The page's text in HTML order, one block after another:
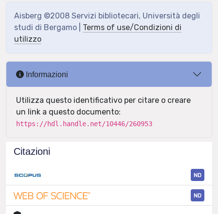
Aisberg ©2008 Servizi bibliotecari, Università degli
studi di Bergamo | Terms of use/Condizioni di
utilizzo
Informazioni
Utilizza questo identificativo per citare o creare
un link a questo documento:
https://hdl.handle.net/10446/260953
Citazioni
ND
ND